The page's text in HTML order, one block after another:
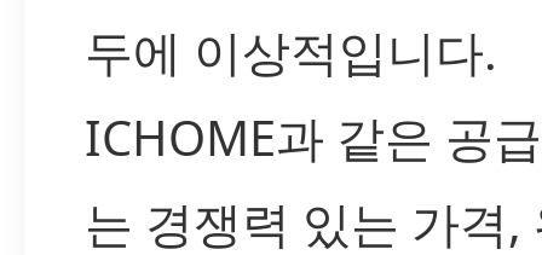
두에 이상적입니다.
ICHOME과 같은 공
는 경쟁력 있는 가격,